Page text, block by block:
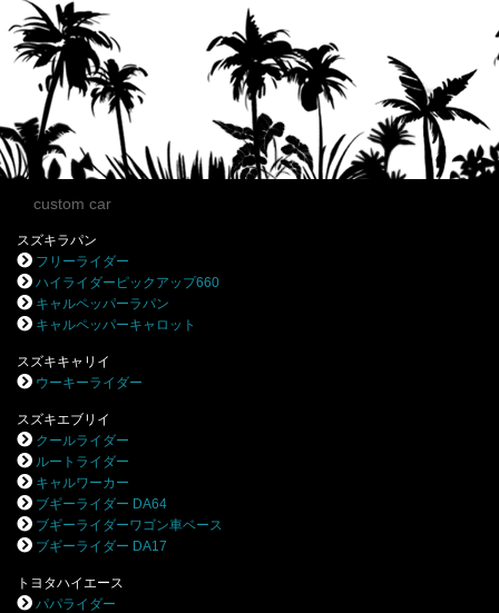
custom car
スズキラパン
フリーライダー
ハイライダーピックアップ660
キャルペッパーラパン
キャルペッパーキャロット
スズキキャリイ
ウーキーライダー
スズキエブリイ
クールライダー
ルートライダー
キャルワーカー
ブギーライダー DA64
ブギーライダーワゴン車ベース
ブギーライダー DA17
トヨタハイエース
パパライダー